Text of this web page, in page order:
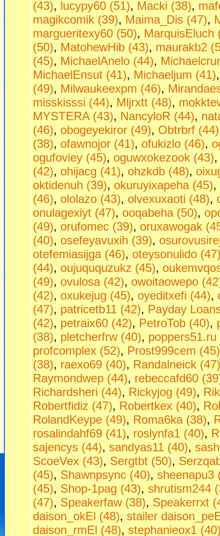
(43), lucypy60 (51), Macki (38),
magikcomik (39), Maima_Dis (47),
margueritexy60 (50), MarquisEluch
(50), MatohewHib (43), maurakb2
(45), MichaelAnelo (44),
MichaelEnsut (41), Michaeljum (41)
(49), Milwaukeexpm (46),
misskisssi (44), Mljrxtt (48),
MYSTERA (43), NancyloR (44),
(46), obogeyekiror (49), Obtrbrf (44)
(38), ofawnojor (41), ofukizlo (46),
ogufoviey (45), oguwxokezook (43)
(42), ohijacg (41), ohzkdb (48),
oktidenuh (39), okuruyixapeha (45),
(46), ololazo (43), olvexuxaoti (48),
onulagexiyt (47), ooqabeha (50),
(49), orufomec (39), oruxawogak
(40), osefeyavuxih (39),
otefemiasijga (46), oteysonulido
(44), oujuququzukz (45),
(49), ovulosa (42), owoitaowepo
(42), oxukejug (45), oyeditxefi (44),
(47), patricetb11 (42), Payday
(42), petraix60 (42), PetroTob (40),
(38), pletcherfrw (40), poppers51.ru
profcomplex (52), Prost999cem (45)
(38), raexo69 (40), Randalneick (47)
Raymondwep (44), rebeccafd60
Richardsheri (44), Rickyjog (49),
Robertfidiz (47), Robertkex (40),
RolandKeype (49), Roma6ka (38),
rosalindahf69 (41), roslynfa1 (40),
sajencys (44), sandyas11 (40),
ScoeVex (43), Sergtbt (50),
(45), Shawnpsync (40), sheenapu3
(45), Shop-1pag (43), shrutism244
(47), Speakerfaw (38), Speakerrxt
daison_okEl (48), stailer
daison_rmEl (48), stephanieox1